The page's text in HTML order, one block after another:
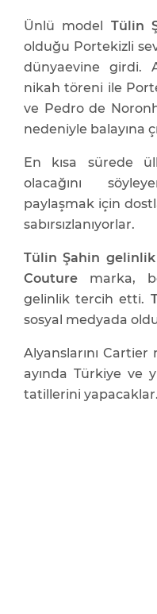
Ünlü model Tülin
olduğu Portekizli
dünyaevine girdi.
nikah töreni ile
ve Pedro de
nedeniyle balayına
En kısa sürede
olacağını
paylaşmak için
sabırsızlanıyorlar.
Tülin Şahin
Couture marka,
gelinlik tercih etti.
sosyal medyada
Alyanslarını
ayında Türkiye ve
tatillerini yapacaklar.